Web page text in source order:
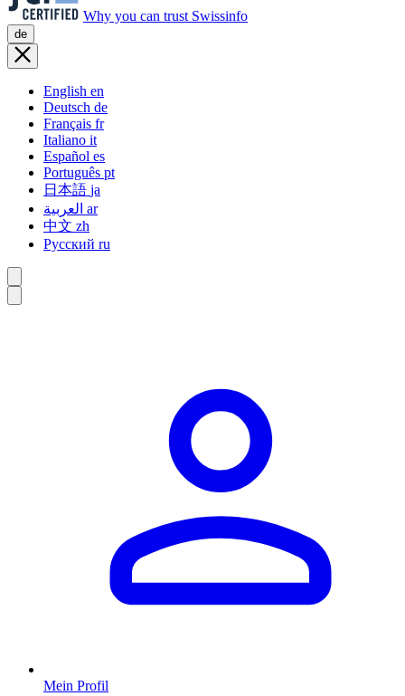
Why you can trust Swissinfo
de
English en
Deutsch de
Français fr
Italiano it
Español es
Português pt
日本語 ja
ar
中文 zh
Русский ru
Mein Profil